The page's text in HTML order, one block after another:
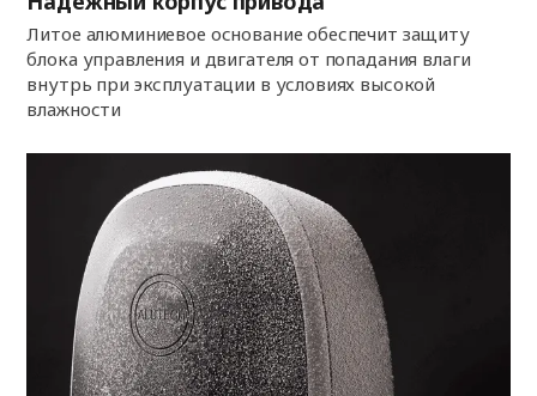
Литое алюминиевое основание обеспечит защиту
блока управления и двигателя от попадания влаги
внутрь при эксплуатации в условиях высокой
влажности